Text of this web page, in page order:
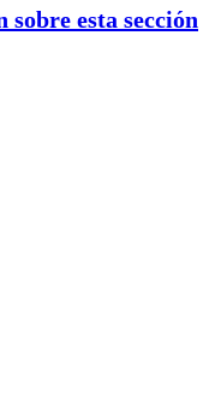
esta sección